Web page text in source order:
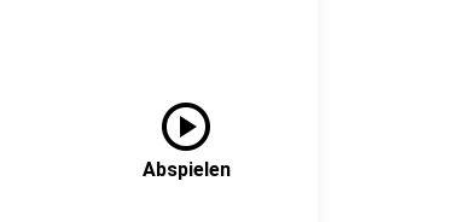
play_circle
Abspielen